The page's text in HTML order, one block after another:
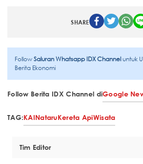
SHARE
FollowSaluran Whatsapp IDX Channeluntuk
Berita Ekonomi
Follow Berita IDX Channel diGoogle
TAG:KAINataruKereta ApiWisata
Tim Editor